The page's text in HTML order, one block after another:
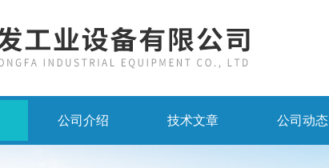
公司介绍 技术文章 公司动态